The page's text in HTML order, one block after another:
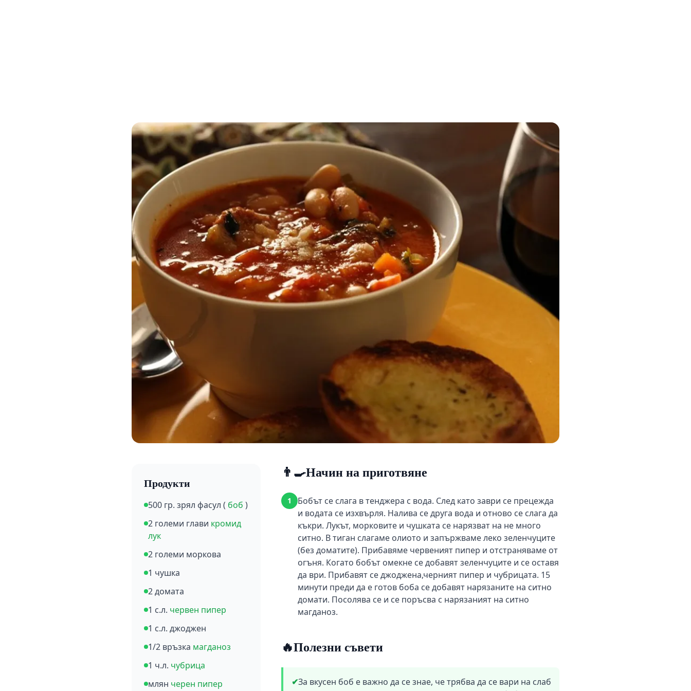
Продукти
500 гр. зрял фасул ( боб )
2 големи глави кромид
лук
2 големи моркова
1 чушка
2 домата
1 с.л. червен пипер
1 с.л. джоджен
1/2 връзка магданоз
1 ч.л. чубрица
млян черен пипер
👨‍🍳Начин на приготвяне
1
Бобът се слага в тенджера с вода. След като заври се прецежда
и водата се изхвърля. Налива се друга вода и отново се слага да
къкри. Лукът, морковите и чушката се нарязват на не много
ситно. В тиган слагаме олиото и запържваме леко зеленчуците
(без доматите). Прибавяме червеният пипер и отстраняваме от
огъня. Когато бобът омекне се добавят зеленчуците и се оставя
да ври. Прибавят се джоджена,черният пипер и чубрицата. 15
минути преди да е готов боба се добавят нарязаните на ситно
домати. Посолява се и се поръсва с нарязаният на ситно
магданоз.
🔥Полезни съвети
✔За вкусен боб е важно да се знае, че трябва да се вари на слаб